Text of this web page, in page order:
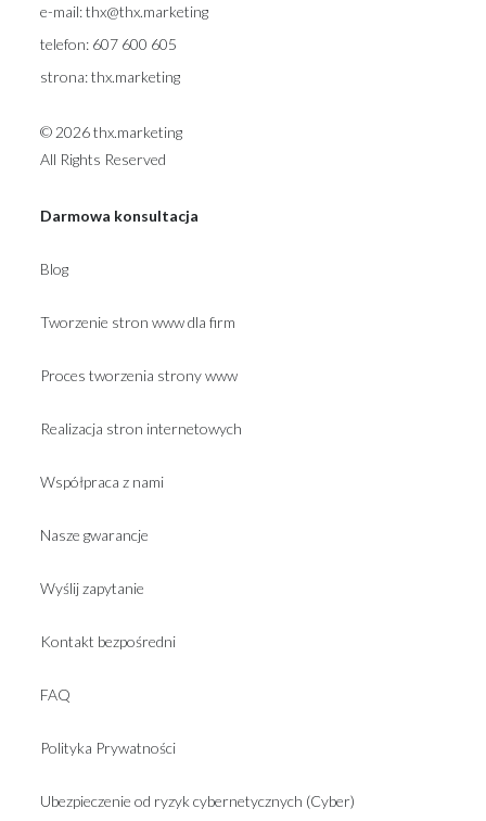
e-mail:thx@thx.marketing
telefon: 607 600 605
strona:thx.marketing
© 2026 thx.marketing
All Rights Reserved
Darmowa konsultacja
Blog
Tworzenie stron www dla firm
Proces tworzenia strony www
Realizacja stron internetowych
Współpraca z nami
Nasze gwarancje
Wyślij zapytanie
Kontakt bezpośredni
FAQ
Polityka Prywatności
Ubezpieczenie od ryzyk cybernetycznych (Cyber)